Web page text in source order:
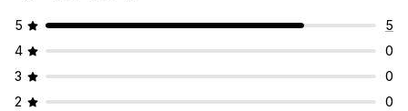
5
5
4
0
3
0
2
0